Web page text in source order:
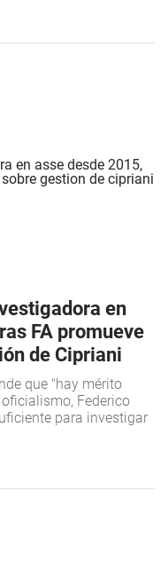
en
FA promueve
de Cipriani
que "hay mérito
Federico
para investigar